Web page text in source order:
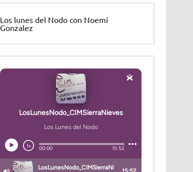
Los lunes del Nodo con Noemí
Gonzalez